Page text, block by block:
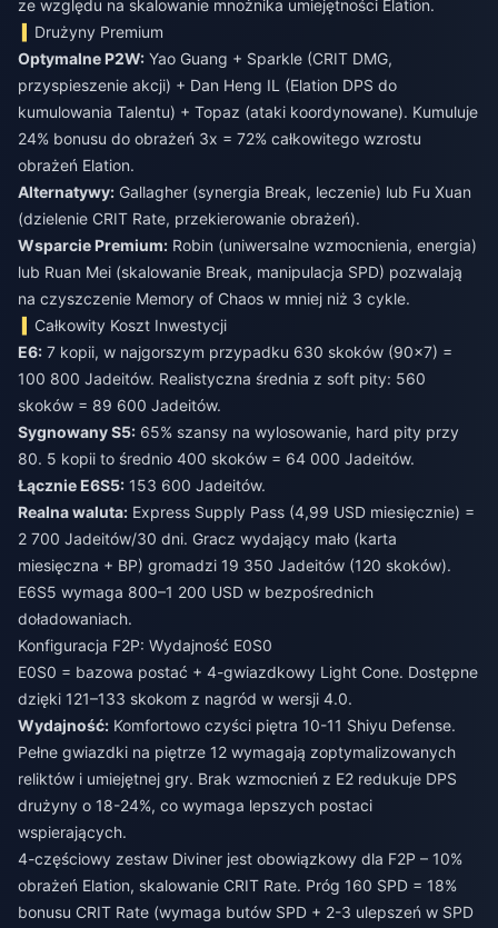
ze względu na skalowanie mnożnika umiejętności Elation.
Drużyny Premium
Optymalne P2W: Yao Guang + Sparkle (CRIT DMG,
przyspieszenie akcji) + Dan Heng IL (Elation DPS do
kumulowania Talentu) + Topaz (ataki koordynowane). Kumuluje
24% bonusu do obrażeń 3x = 72% całkowitego wzrostu
obrażeń Elation.
Alternatywy: Gallagher (synergia Break, leczenie) lub Fu Xuan
(dzielenie CRIT Rate, przekierowanie obrażeń).
Wsparcie Premium: Robin (uniwersalne wzmocnienia, energia)
lub Ruan Mei (skalowanie Break, manipulacja SPD) pozwalają
na czyszczenie Memory of Chaos w mniej niż 3 cykle.
Całkowity Koszt Inwestycji
E6: 7 kopii, w najgorszym przypadku 630 skoków (90×7) =
100 800 Jadeitów. Realistyczna średnia z soft pity: 560
skoków = 89 600 Jadeitów.
Sygnowany S5: 65% szansy na wylosowanie, hard pity przy
80. 5 kopii to średnio 400 skoków = 64 000 Jadeitów.
Łącznie E6S5: 153 600 Jadeitów.
Realna waluta: Express Supply Pass (4,99 USD miesięcznie) =
2 700 Jadeitów/30 dni. Gracz wydający mało (karta
miesięczna + BP) gromadzi 19 350 Jadeitów (120 skoków).
E6S5 wymaga 800–1 200 USD w bezpośrednich
doładowaniach.
Konfiguracja F2P: Wydajność E0S0
E0S0 = bazowa postać + 4-gwiazdkowy Light Cone. Dostępne
dzięki 121–133 skokom z nagród w wersji 4.0.
Wydajność: Komfortowo czyści piętra 10-11 Shiyu Defense.
Pełne gwiazdki na piętrze 12 wymagają zoptymalizowanych
reliktów i umiejętnej gry. Brak wzmocnień z E2 redukuje DPS
drużyny o 18-24%, co wymaga lepszych postaci
wspierających.
4-częściowy zestaw Diviner jest obowiązkowy dla F2P – 10%
obrażeń Elation, skalowanie CRIT Rate. Próg 160 SPD = 18%
bonusu CRIT Rate (wymaga butów SPD + 2-3 ulepszeń w SPD